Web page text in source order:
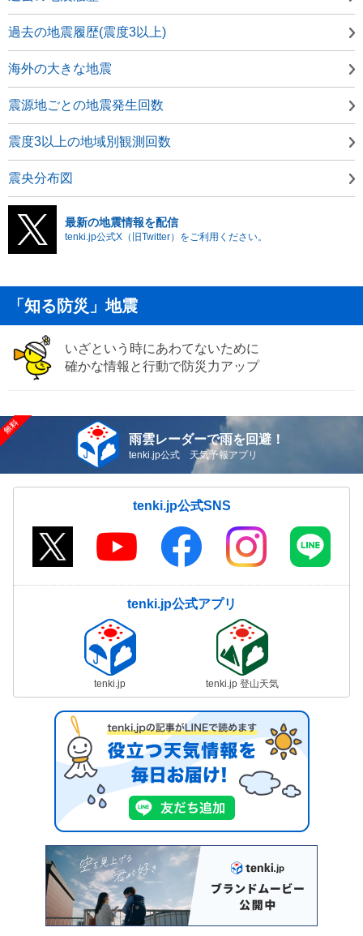
過去の地震履歴(震度3以上)
海外の大きな地震
震源地ごとの地震発生回数
震度3以上の地域別観測回数
震央分布図
最新の地震情報を配信
tenki.jp公式X（旧Twitter）をご利用ください。
「知る防災」地震
いざという時にあわてないために
確かな情報と行動で防災力アップ
雨雲レーダーで雨を回避！
tenki.jp公式 天気予報アプリ
tenki.jp公式SNS
tenki.jp公式アプリ
tenki.jp tenki.jp 登山天気